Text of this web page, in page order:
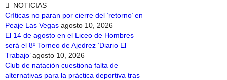
NOTICIAS
Críticas no paran por cierre del ‘retorno’ en
Peaje Las Vegas agosto 10, 2026
El 14 de agosto en el Liceo de Hombres
será el 8º Torneo de Ajedrez ‘Diario El
Trabajo’ agosto 10, 2026
Club de natación cuestiona falta de
alternativas para la práctica deportiva tras